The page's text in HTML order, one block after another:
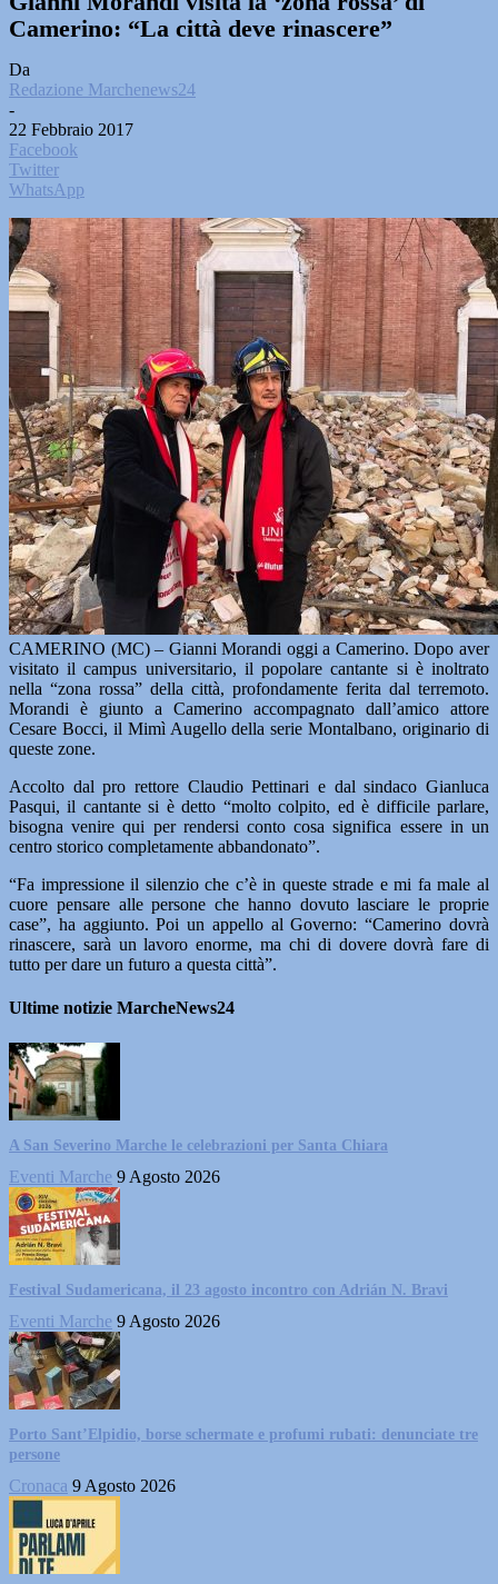
Camerino: “La città deve rinascere”
Da
Redazione Marchenews24
-
22 Febbraio 2017
Facebook
Twitter
WhatsApp
CAMERINO (MC) – Gianni Morandi oggi a Camerino. Dopo aver
visitato il campus universitario, il popolare cantante si è inoltrato
nella “zona rossa” della città, profondamente ferita dal terremoto.
Morandi è giunto a Camerino accompagnato dall’amico attore
Cesare Bocci, il Mimì Augello della serie Montalbano, originario di
queste zone.
Accolto dal pro rettore Claudio Pettinari e dal sindaco Gianluca
Pasqui, il cantante si è detto “molto colpito, ed è difficile parlare,
bisogna venire qui per rendersi conto cosa significa essere in un
centro storico completamente abbandonato”.
“Fa impressione il silenzio che c’è in queste strade e mi fa male al
cuore pensare alle persone che hanno dovuto lasciare le proprie
case”, ha aggiunto. Poi un appello al Governo: “Camerino dovrà
rinascere, sarà un lavoro enorme, ma chi di dovere dovrà fare di
tutto per dare un futuro a questa città”.
Ultime notizie MarcheNews24
A San Severino Marche le celebrazioni per Santa Chiara
Eventi Marche 9 Agosto 2026
Festival Sudamericana, il 23 agosto incontro con Adrián N. Bravi
Eventi Marche 9 Agosto 2026
Porto Sant’Elpidio, borse schermate e profumi rubati: denunciate tre
persone
Cronaca 9 Agosto 2026